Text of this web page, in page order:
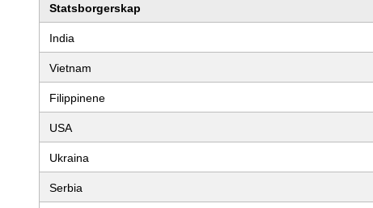
Statsborgerskap
India
Vietnam
Filippinene
USA
Ukraina
Serbia